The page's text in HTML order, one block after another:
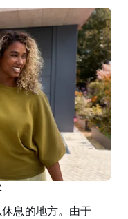
息的地方。由于